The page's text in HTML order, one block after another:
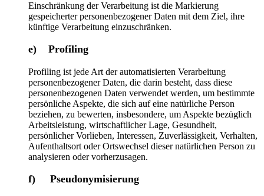
Einschränkung der Verarbeitung ist die Markierung
gespeicherter personenbezogener Daten mit dem Ziel, ihre
künftige Verarbeitung einzuschränken.
e) Profiling
Profiling ist jede Art der automatisierten Verarbeitung
personenbezogener Daten, die darin besteht, dass diese
personenbezogenen Daten verwendet werden, um bestimmte
persönliche Aspekte, die sich auf eine natürliche Person
beziehen, zu bewerten, insbesondere, um Aspekte bezüglich
Arbeitsleistung, wirtschaftlicher Lage, Gesundheit,
persönlicher Vorlieben, Interessen, Zuverlässigkeit, Verhalten,
Aufenthaltsort oder Ortswechsel dieser natürlichen Person zu
analysieren oder vorherzusagen.
f) Pseudonymisierung